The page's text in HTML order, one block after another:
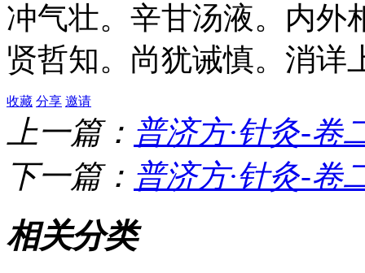
冲气壮。辛甘汤液。内外
贤哲知。尚犹诫慎。消详
收藏 分享 邀请
上一篇： 普济方·针灸-卷
下一篇： 普济方·针灸-卷
相关分类